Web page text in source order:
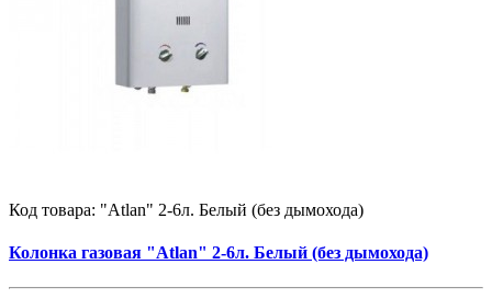
Код товара: "Atlan" 2-6л. Белый (без дымохода)
Колонка газовая "Atlan" 2-6л. Белый (без дымохода)